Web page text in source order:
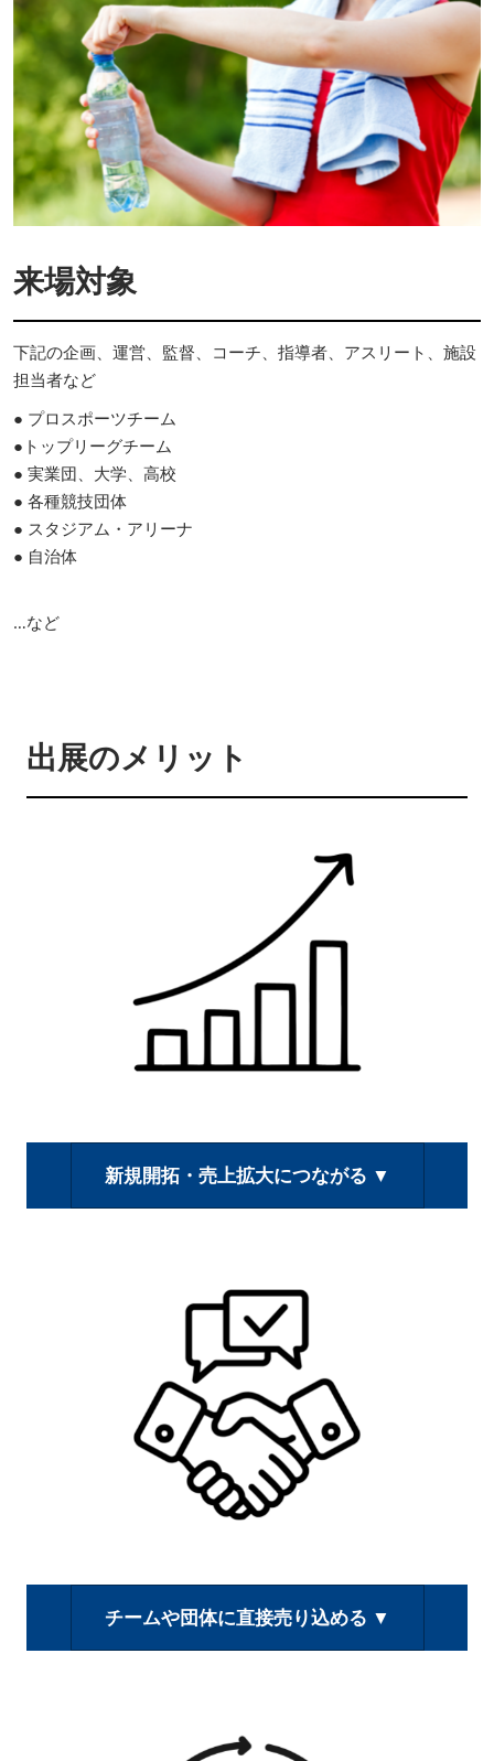
来場対象
下記の企画、運営、監督、コーチ、指導者、アスリート、施設
担当者など
● プロスポーツチーム
●トップリーグチーム
● 実業団、大学、高校
● 各種競技団体
● スタジアム・アリーナ
● 自治体
…など
出展のメリット
新規開拓・売上拡大につながる ▼
チームや団体に直接売り込める ▼